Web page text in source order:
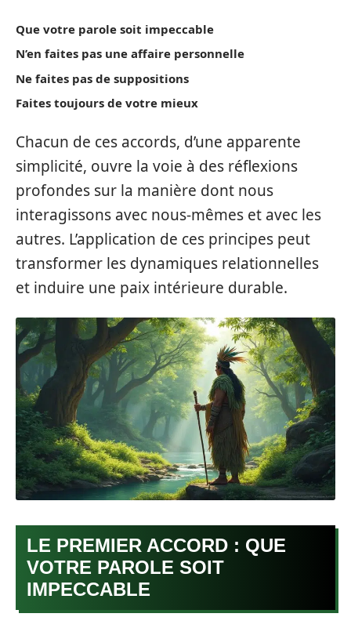
Que votre parole soit impeccable
N’en faites pas une affaire personnelle
Ne faites pas de suppositions
Faites toujours de votre mieux
Chacun de ces accords, d’une apparente
simplicité, ouvre la voie à des réflexions
profondes sur la manière dont nous
interagissons avec nous-mêmes et avec les
autres. L’application de ces principes peut
transformer les dynamiques relationnelles
et induire une paix intérieure durable.
LE PREMIER ACCORD : QUE
VOTRE PAROLE SOIT
IMPECCABLE